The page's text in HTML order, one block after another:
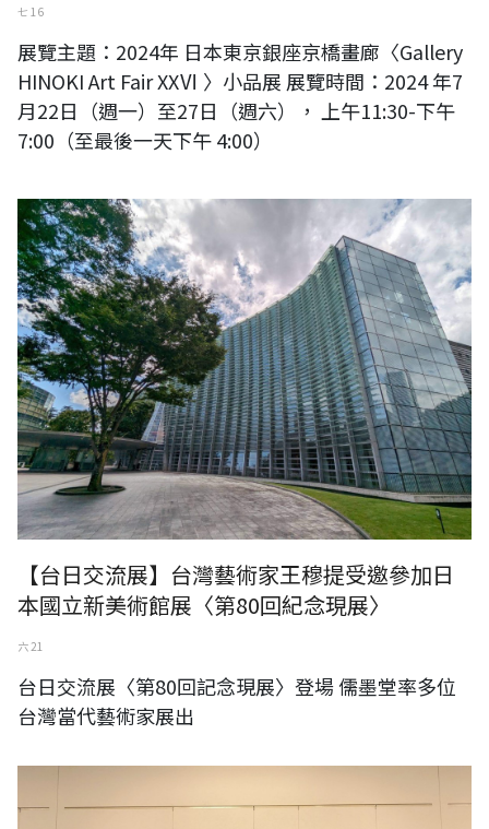
七 16
展覽主題：2024年 日本東京銀座京橋畫廊〈Gallery
HINOKI Art Fair XXⅥ 〉小品展 展覽時間：2024 年7
月22日（週一）至27日（週六）， 上午11:30-下午
7:00（至最後一天下午 4:00）
台日交流展〈第80回記念現展〉-國立新美術館展
【台日交流展】台灣藝術家王穆提受邀參加日
本國立新美術館展〈第80回紀念現展〉
六 21
台日交流展〈第80回記念現展〉登場 儒墨堂率多位
台灣當代藝術家展出